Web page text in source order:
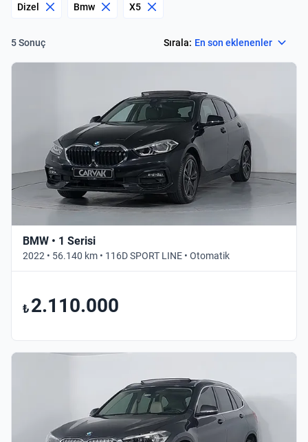
Dizel Bmw X5
5 Sonuç Sırala: En son eklenenler
BMW • 1 Serisi
2022 • 56.140 km • 116D SPORT LINE • Otomatik
₺ 2.110.000